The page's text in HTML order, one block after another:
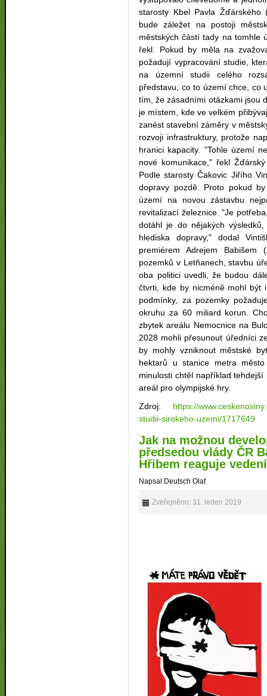
starosty Kbel Pavla
bude záležet na postoji
městských částí tady na tomhle
řekl. Pokud by měla na
požadují vypracování studie,
na územní studii celého
představu, co to území chce, co
tím, že zásadními otázkami jsou
je místem, kde ve velkém
zanést stavební záměry v
rozvoji infrastruktury, protože
hranici kapacity. "Tohle území
nové komunikace," řekl
Podle starosty Čakovic Jiřího
dopravy pozdě. Proto pokud
území na novou zástavbu
revitalizací železnice. "Je
dotáhl je do nějakých
hlediska dopravy," dodal
premiérem Adrejem Babišem
pozemků v Letňanech, stavbu
oba politici uvedli, že budou
čtvrti, kde by nicméně mohl být
podmínky, za pozemky
okruhu za 60 miliard korun.
zbytek areálu Nemocnice na
2028 mohli přesunout úředníci
by mohly vzniknout městské
hektarů u stanice metra
minulosti chtěl například
areál pro olympijské hry.
Zdroj: https://
studii-sirokeho-uzemi/1717649
Jak na možnou
předsedou vlády ČR
Hřibem reaguje
Napsal Deutsch Olaf
Zveřejněno: 31. leden 2019